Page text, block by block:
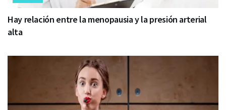
Hay relación entre la menopausia y la presión arterial
alta